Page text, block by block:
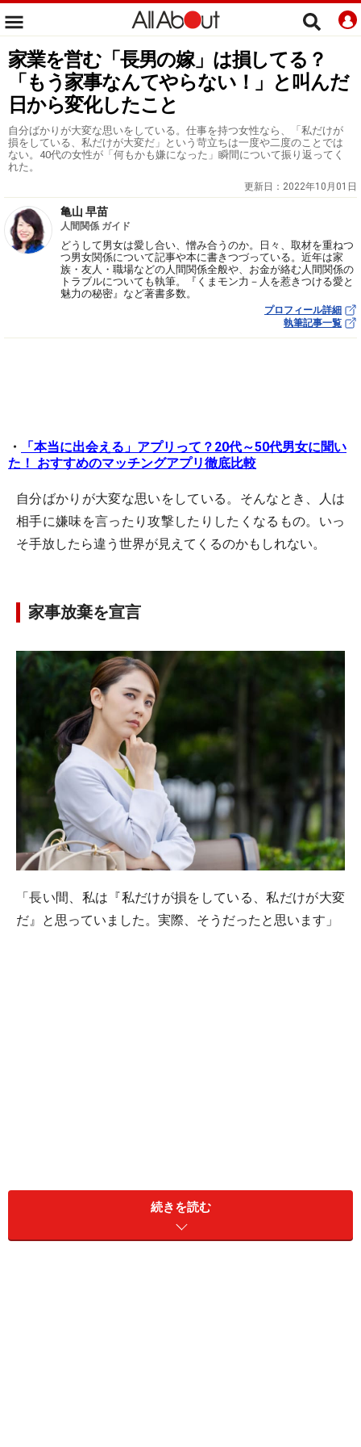
家業を営む「長男の嫁」は損してる？
「もう家事なんてやらない！」と叫んだ
日から変化したこと
自分ばかりが大変な思いをしている。仕事を持つ女性なら、「私だけが
損をしている、私だけが大変だ」という苛立ちは一度や二度のことでは
ない。40代の女性が「何もかも嫌になった」瞬間について振り返ってく
れた。
更新日： 2022年10月01日
亀山 早苗
人間関係 ガイド
どうして男女は愛し合い、憎み合うのか。日々、取材を重ねつ
つ男女関係について記事や本に書きつづっている。近年は家
族・友人・職場などの人間関係全般や、お金が絡む人間関係の
トラブルについても執筆。『くまモン力－人を惹きつける愛と
魅力の秘密』など著書多数。
プロフィール詳細
執筆記事一覧
・
「本当に出会える」アプリって？20代～50代男女に聞い
た！ おすすめのマッチングアプリ徹底比較
自分ばかりが大変な思いをしている。そんなとき、人は
相手に嫌味を言ったり攻撃したりしたくなるもの。いっ
そ手放したら違う世界が見えてくるのかもしれない。
家事放棄を宣言
「長い間、私は『私だけが損をしている、私だけが大変
だ』と思っていました。実際、そうだったと思います」
サツキさん（43歳）は高校時代の同級生と25歳のときに
結婚した。彼は家業を継いでいたので、新居は彼の実家
近く。
続きを読む